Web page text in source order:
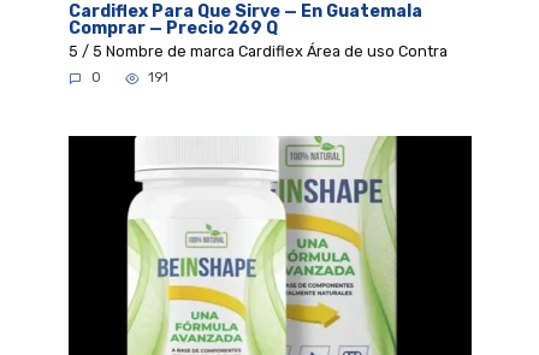
Cardiflex Para Que Sirve — En Guatemala
Comprar — Precio 269 Q
5 / 5 Nombre de marca Cardiflex Área de uso Contra
0 191